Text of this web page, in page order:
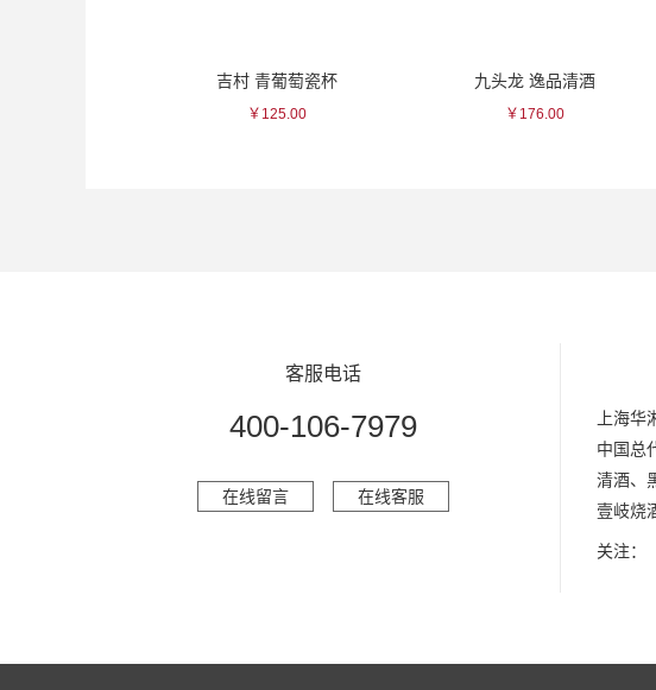
吉村 青葡萄瓷杯
￥125.00
九头龙 逸品清酒
￥176.00
客服电话
400-106-7979
在线留言 在线客服
上海
中国总
清酒、
壹岐烧
关注：